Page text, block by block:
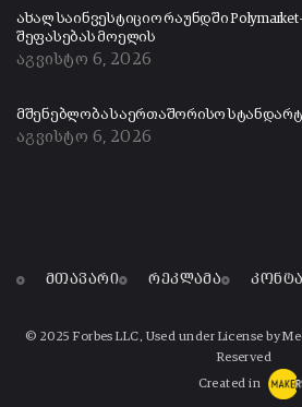
ახალ საინვესტიციო რაუნდში
შეფასებას მოელის
აგვისტო 6, 2026
მშენებლობა საერთაშორისო
აგვისტო 6, 2026
მთავარი რეკლამა
© 2025 Forbes LLC, Used under License by
Reserved
Created in